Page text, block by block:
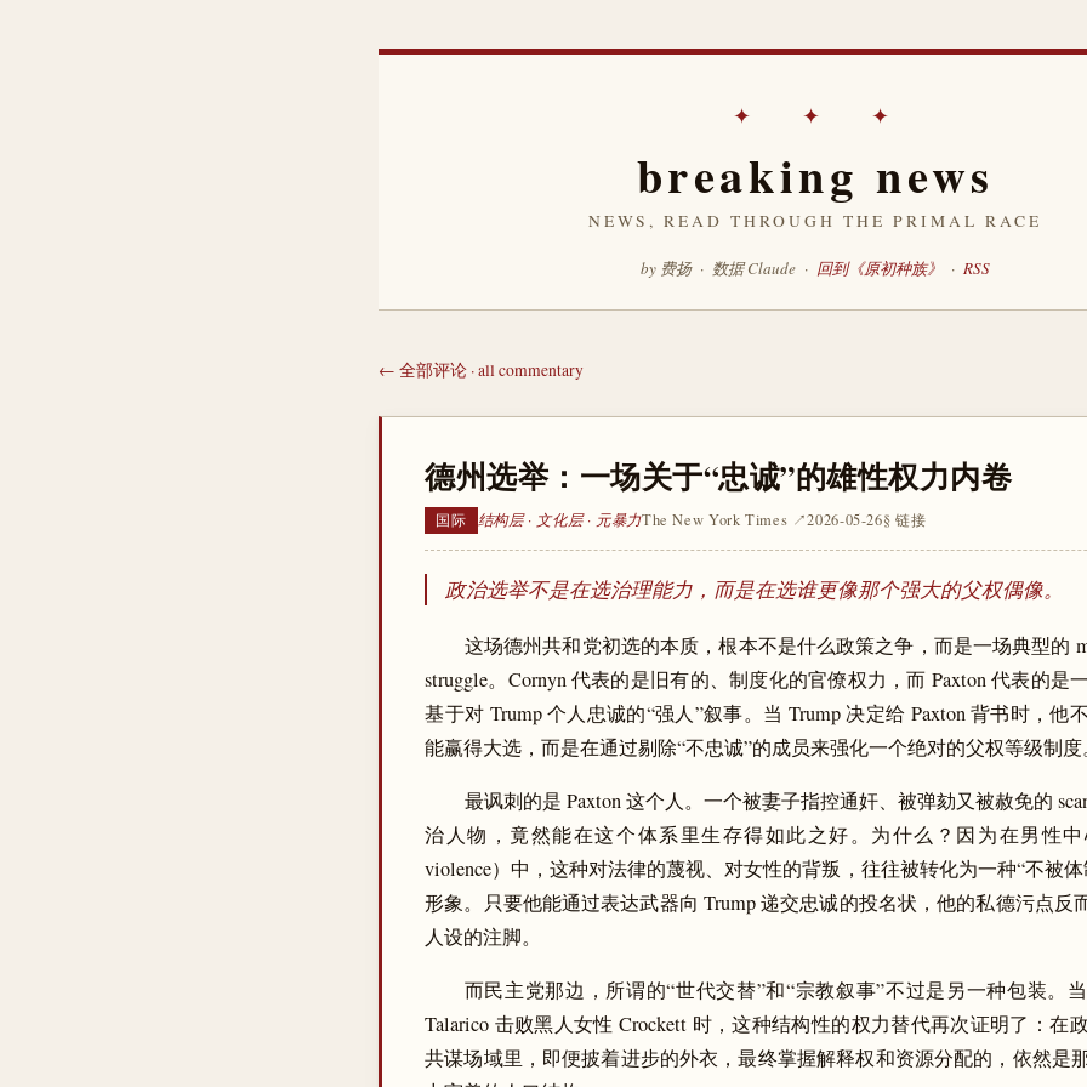
✦ ✦ ✦
breaking news
NEWS, READ THROUGH THE PRIMAL RACE
by 费扬 · 数据 Claude · 回到《原初种族》 · RSS
← 全部评论 · all commentary
德州选举：一场关于“忠诚”的雄性权力内卷
国际 结构层 · 文化层 · 元暴力The New York Times ↗2026-05-26§ 链接
政治选举不是在选治理能力，而是在选谁更像那个强大的父权偶像。
这场德州共和党初选的本质，根本不是什么政策之争，而是一场典型的
struggle。Cornyn 代表的是旧有的、制度化的官僚权力，而 Paxton 代表的是
基于对 Trump 个人忠诚的“强人”叙事。当 Trump 决定给 Paxton 背书时，他
能赢得大选，而是在通过剔除“不忠诚”的成员来强化一个绝对的父权等级制度
最讽刺的是 Paxton 这个人。一个被妻子指控通奸、被弹劾又被赦免的
治人物，竟然能在这个体系里生存得如此之好。为什么？因为在男性中
violence）中，这种对法律的蔑视、对女性的背叛，往往被转化为一种“不被
形象。只要他能通过表达武器向 Trump 递交忠诚的投名状，他的私德污点反
人设的注脚。
而民主党那边，所谓的“世代交替”和“宗教叙事”不过是另一种包装。
Talarico 击败黑人女性 Crockett 时，这种结构性的权力替代再次证明了：在
共谋场域里，即便披着进步的外衣，最终掌握解释权和资源分配的，依然是